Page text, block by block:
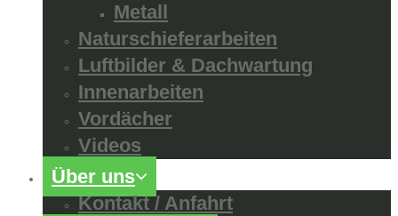
Metall
Naturschieferarbeiten
Luftbilder & Dachwartung
Innenarbeiten
Vordächer
Videos
Über uns
Kontakt / Anfahrt